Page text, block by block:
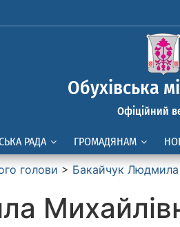
Обухівська
Офіційний
РАДА ГРОМАДЯНАМ
голови > Бакайчук Людмила